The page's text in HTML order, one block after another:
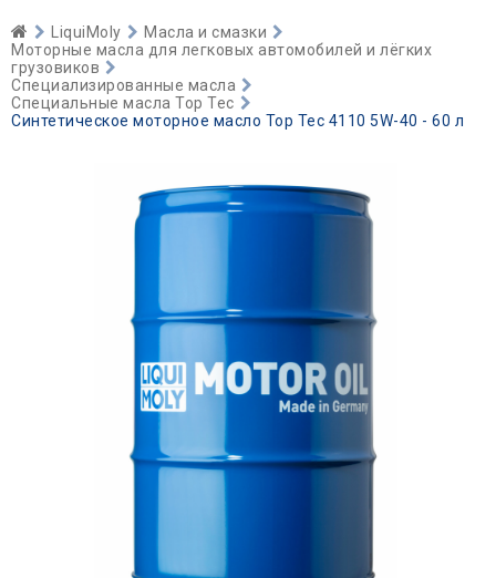
LiquiMoly
Масла и смазки
Моторные масла для легковых автомобилей и лёгких
грузовиков
Специализированные масла
Специальные масла Top Tec
Синтетическое моторное масло Top Tec 4110 5W-40 - 60 л